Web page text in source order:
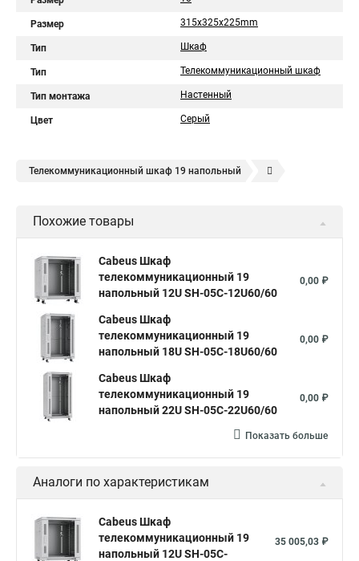
Размер 315x325x225mm
Тип Шкаф
Тип Телекоммуникационный шкаф
Тип монтажа Настенный
Цвет Серый
Телекоммуникационный шкаф 19 напольный
Шкаф настенный 19
Похожие товары
Cabeus Шкаф
телекоммуникационный 19
напольный 12U SH-05C-12U60/60
0,00 ₽
Cabeus Шкаф
телекоммуникационный 19
напольный 18U SH-05C-18U60/60
0,00 ₽
Cabeus Шкаф
телекоммуникационный 19
напольный 22U SH-05C-22U60/60
0,00 ₽
Показать больше
Аналоги по характеристикам
Cabeus Шкаф
телекоммуникационный 19
напольный 12U SH-05C-
35 005,03 ₽